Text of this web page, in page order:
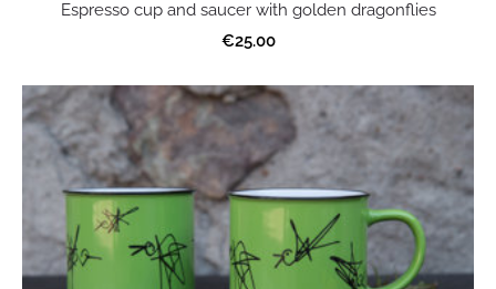
Espresso cup and saucer with golden dragonflies
€25.00